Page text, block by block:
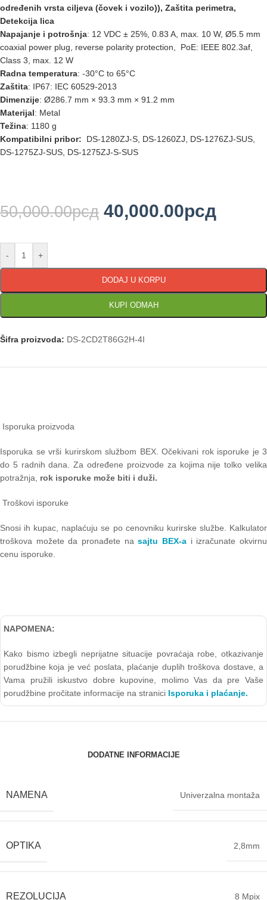
određenih vrsta ciljeva (čovek i vozilo)), Zaštita perimetra,
Detekcija lica
Napajanje i potrošnja: 12 VDC ± 25%, 0.83 A, max. 10 W, Ø5.5 mm
coaxial power plug, reverse polarity protection, PoE: IEEE 802.3af,
Class 3, max. 12 W
Radna temperatura: -30°C to 65°C
Zaštita: IP67: IEC 60529-2013
Dimenzije: Ø286.7 mm × 93.3 mm × 91.2 mm
Materijal: Metal
Težina: 1180 g
Kompatibilni pribor: DS-1280ZJ-S, DS-1260ZJ, DS-1276ZJ-SUS,
DS-1275ZJ-SUS, DS-1275ZJ-S-SUS
50,000.00рсд 40,000.00рсд
- +
DODAJ U KORPU
KUPI ODMAH
Šifra proizvoda: DS-2CD2T86G2H-4I
Isporuka proizvoda
Isporuka se vrši kurirskom službom BEX. Očekivani rok isporuke je 3
do 5 radnih dana. Za određene proizvode za kojima nije tolko velika
potražnja, rok isporuke može biti i duži.
Troškovi isporuke
Snosi ih kupac, naplaćuju se po cenovniku kurirske službe. Kalkulator
troškova možete da pronađete nasajtu BEX-a i izračunate okvirnu
cenu isporuke.
NAPOMENA:
Kako bismo izbegli neprijatne situacije povraćaja robe, otkazivanje
porudžbine koja je već poslata, plaćanje duplih troškova dostave, a
Vama pružili iskustvo dobre kupovine, molimo Vas da pre Vaše
porudžbine pročitate informacije na stranici Isporuka i plaćanje.
DODATNE INFORMACIJE
NAMENA Univerzalna montaža
OPTIKA 2,8mm
REZOLUCIJA 8 Mpix